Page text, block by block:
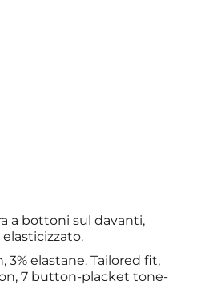
a bottoni sul davanti,
3% elastane. Tailored fit,
7 button-placket tone-